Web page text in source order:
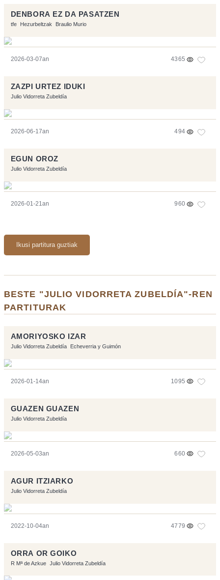
DENBORA EZ DA PASATZEN
tfe Hezurbeltzak Braulio Murio
2026-03-07an 4365
ZAZPI URTEZ IDUKI
Julio Vidorreta Zubeldía
2026-06-17an 494
EGUN OROZ
Julio Vidorreta Zubeldía
2026-01-21an 960
Ikusi partitura guztiak
BESTE "JULIO VIDORRETA ZUBELDÍA"-REN
PARTITURAK
AMORIYOSKO IZAR
Julio Vidorreta Zubeldía Echeverria y Guimón
2026-01-14an 1095
GUAZEN GUAZEN
Julio Vidorreta Zubeldía
2026-05-03an 660
AGUR ITZIARKO
Julio Vidorreta Zubeldía
2022-10-04an 4779
ORRA OR GOIKO
R Mª de Azkue Julio Vidorreta Zubeldía